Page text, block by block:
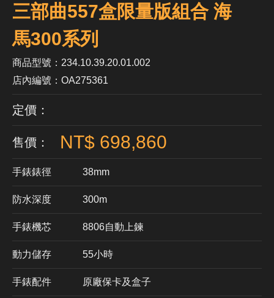
三部曲557盒限量版組合 海
馬300系列
商品型號：234.10.39.20.01.002
店內編號：OA275361
定價：
售價： NT$ 698,860
手錶錶徑 38mm
防水深度 300m
手錶機芯 ​8806自動上鍊
動力儲存 55小時
手錶配件 原廠保卡及盒子